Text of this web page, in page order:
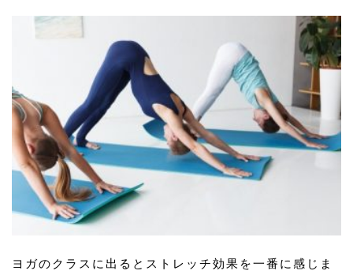
ヨガのクラスに出るとストレッチ効果を一番に感じま